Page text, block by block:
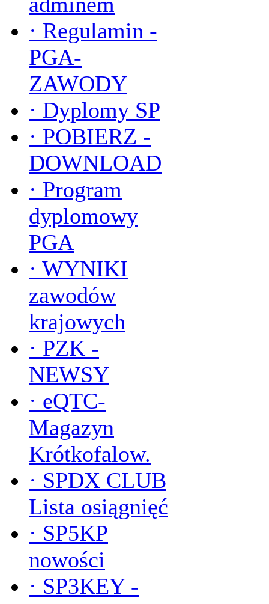
· Regulamin -
PGA-
ZAWODY
· Dyplomy SP
· POBIERZ -
DOWNLOAD
· Program
dyplomowy
PGA
· WYNIKI
zawodów
krajowych
· PZK -
NEWSY
· eQTC-
Magazyn
Krótkofalow.
· SPDX CLUB
Lista osiągnięć
· SP5KP
nowości
· SP3KEY -